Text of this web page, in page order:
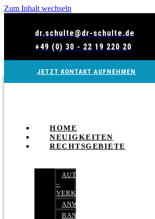
Zum Inhalt wechseln
dr.schulte@dr-schulte.de
+49 (0) 30 - 22 19 220 20
JETZT KONTAKT AUFNEHMEN
HOME
NEUIGKEITEN
RECHTSGEBIETE
AUTOBETRUG
–
VERKEHRSRECHT
ANWALTSHAFTUNGSRECHT
BANK-